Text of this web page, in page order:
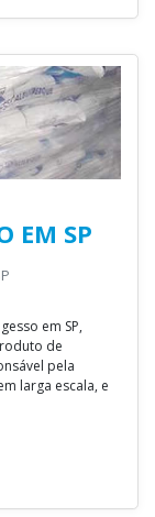
EM SP
em SP,
de
pela
larga escala, e